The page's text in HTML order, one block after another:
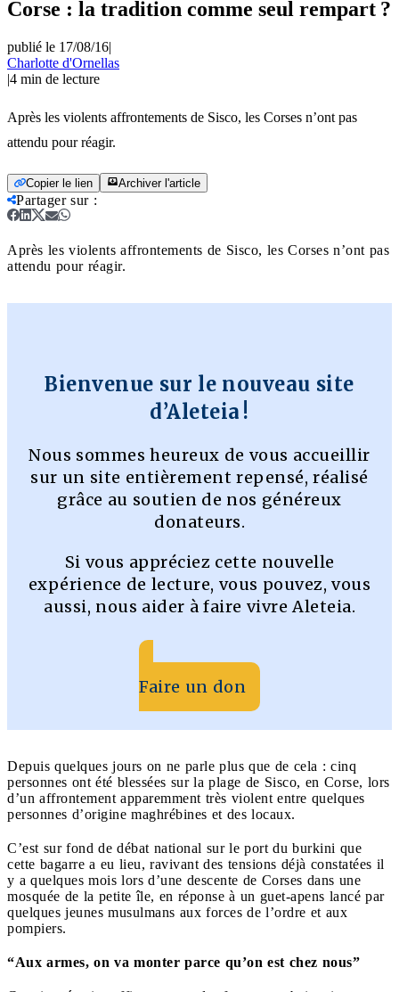
Corse : la tradition comme seul rempart ?
publié le 17/08/16|
Charlotte d'Ornellas
|4 min de lecture
Après les violents affrontements de Sisco, les Corses n’ont pas
attendu pour réagir.
Copier le lien Archiver l'article
Partager sur:
Après les violents affrontements de Sisco, les Corses n’ont pas
attendu pour réagir.
Bienvenue sur le nouveau site
d’Aleteia !
Nous sommes heureux de vous accueillir
sur un site entièrement repensé, réalisé
grâce au soutien de nos généreux
donateurs.
Si vous appréciez cette nouvelle
expérience de lecture, vous pouvez, vous
aussi, nous aider à faire vivre Aleteia.
Faire un don
Depuis quelques jours on ne parle plus que de cela : cinq
personnes ont été blessées sur la plage de Sisco, en Corse, lors
d’un affrontement apparemment très violent entre quelques
personnes d’origine maghrébines et des locaux.
C’est sur fond de débat national sur le port du burkini que
cette bagarre a eu lieu, ravivant des tensions déjà constatées il
y a quelques mois lors d’une descente de Corses dans une
mosquée de la petite île, en réponse à un guet-apens lancé par
quelques jeunes musulmans aux forces de l’ordre et aux
pompiers.
“Aux armes, on va monter parce qu’on est chez nous”